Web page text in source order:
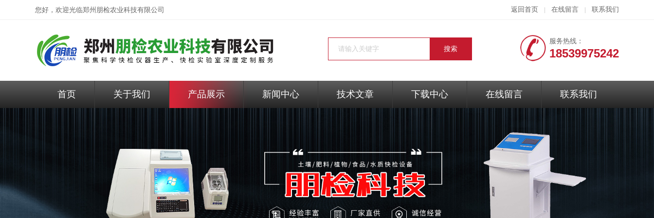
您好，欢迎光临郑州朋检农业科技有限公司 返回首页 在线留言 联系我们
服务热线：
18539975242
首页 关于我们 产品展示 新闻中心 技术文章 下载中心 在线留言 联系我们